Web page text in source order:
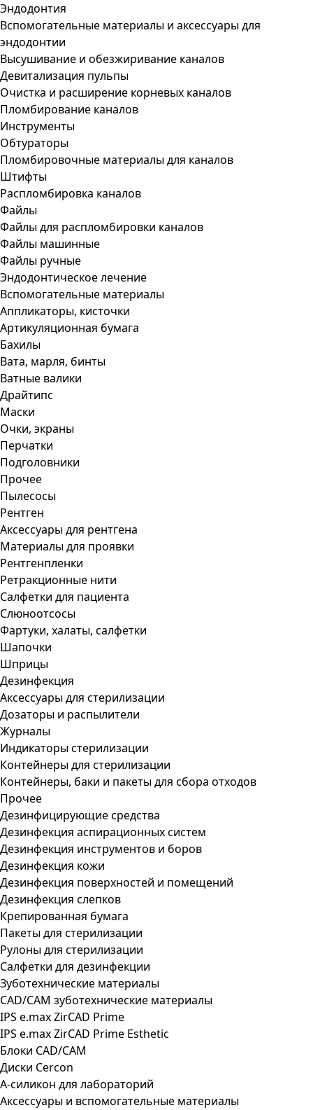
Эндодонтия
Вспомогательные материалы и аксессуары для
эндодонтии
Высушивание и обезжиривание каналов
Девитализация пульпы
Очистка и расширение корневых каналов
Пломбирование каналов
Инструменты
Обтураторы
Пломбировочные материалы для каналов
Штифты
Распломбировка каналов
Файлы
Файлы для распломбировки каналов
Файлы машинные
Файлы ручные
Эндодонтическое лечение
Вспомогательные материалы
Аппликаторы, кисточки
Артикуляционная бумага
Бахилы
Вата, марля, бинты
Ватные валики
Драйтипс
Маски
Очки, экраны
Перчатки
Подголовники
Прочее
Пылесосы
Рентген
Аксессуары для рентгена
Материалы для проявки
Рентгенпленки
Ретракционные нити
Салфетки для пациента
Слюноотсосы
Фартуки, халаты, салфетки
Шапочки
Шприцы
Дезинфекция
Аксессуары для стерилизации
Дозаторы и распылители
Журналы
Индикаторы стерилизации
Контейнеры для стерилизации
Контейнеры, баки и пакеты для сбора отходов
Прочее
Дезинфицирующие средства
Дезинфекция аспирационных систем
Дезинфекция инструментов и боров
Дезинфекция кожи
Дезинфекция поверхностей и помещений
Дезинфекция слепков
Крепированная бумага
Пакеты для стерилизации
Рулоны для стерилизации
Салфетки для дезинфекции
Зуботехнические материалы
CAD/CAM зуботехнические материалы
IPS e.max ZirCAD Prime
IPS e.max ZirCAD Prime Esthetic
Блоки CAD/CAM
Диски Cercon
А-силикон для лабораторий
Аксессуары и вспомогательные материалы